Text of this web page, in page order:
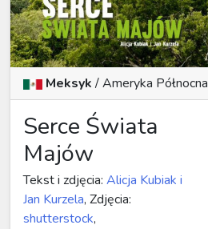
Meksyk/ Ameryka Północna
Serce Świata
Majów
Tekst i zdjęcia: Alicja Kubiak i
Jan Kurzela, Zdjęcia:
shutterstock,